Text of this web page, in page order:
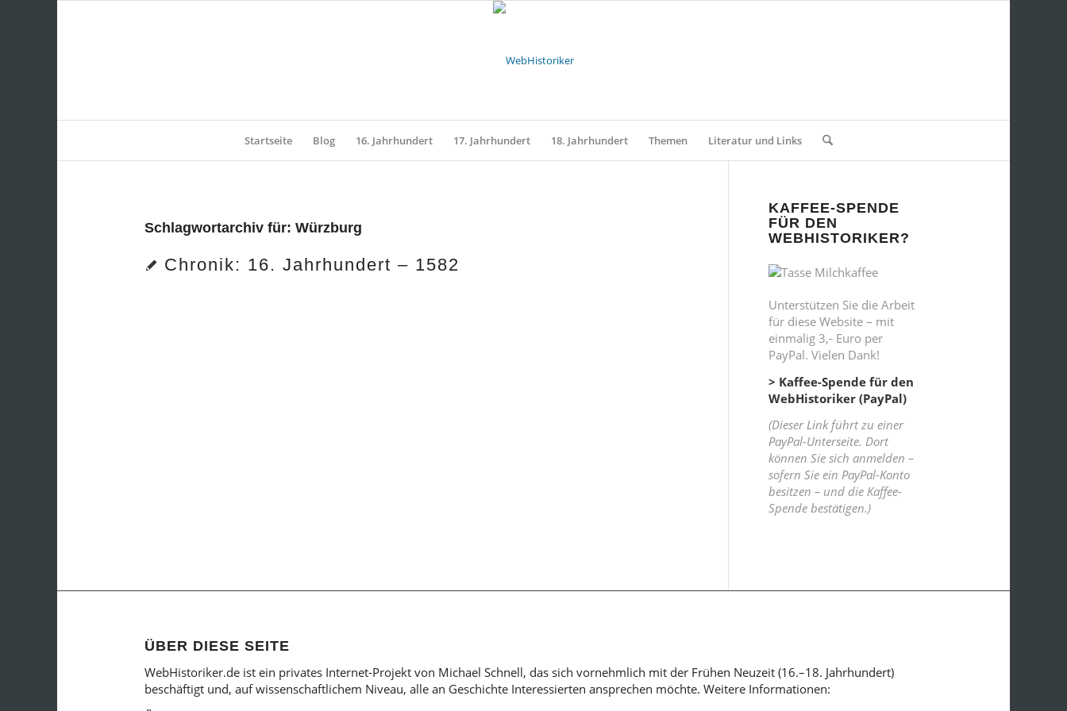
Startseite Blog 16. Jahrhundert 17. Jahrhundert 18. Jahrhundert Themen Literatur und Links
Schlagwortarchiv für: Würzburg
Chronik: 16. Jahrhundert – 1582
KAFFEE-SPENDE
FÜR DEN
WEBHISTORIKER?
Unterstützen Sie die Arbeit
für diese Website – mit
einmalig 3,- Euro per
PayPal. Vielen Dank!
> Kaffee-Spende für den
WebHistoriker (PayPal)
(Dieser Link führt zu einer
PayPal-Unterseite. Dort
können Sie sich anmelden –
sofern Sie ein PayPal-Konto
besitzen – und die Kaffee-
Spende bestätigen.)
ÜBER DIESE SEITE
WebHistoriker.de ist ein privates Internet-Projekt von Michael Schnell, das sich vornehmlich mit der Frühen Neuzeit (16.–18. Jahrhundert)
beschäftigt und, auf wissenschaftlichem Niveau, alle an Geschichte Interessierten ansprechen möchte. Weitere Informationen: